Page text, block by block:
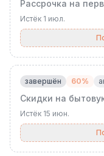
Рассрочка на
Истёк 1 июл.
завершён 60%
Скидки на
Истёк 15 июн.